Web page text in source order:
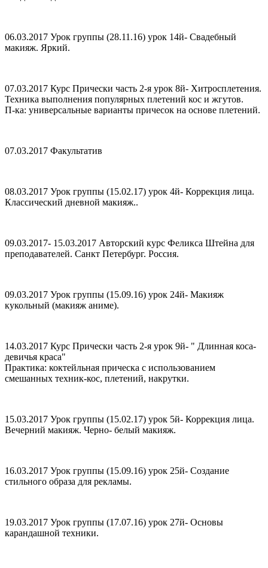
06.03.2017 Урок группы (28.11.16) урок 14й- Свадебный
макияж. Яркий.
07.03.2017 Курс Прически часть 2-я урок 8й- Хитросплетения.
Техника выполнения популярных плетений кос и жгутов.
П-ка: универсальные варианты причесок на основе плетений.
07.03.2017 Факультатив
08.03.2017 Урок группы (15.02.17) урок 4й- Коррекция лица.
Классический дневной макияж..
09.03.2017- 15.03.2017 Авторский курс Феликса Штейна для
преподавателей. Санкт Петербург. Россия.
09.03.2017 Урок группы (15.09.16) урок 24й- Макияж
кукольный (макияж аниме).
14.03.2017 Курс Прически часть 2-я урок 9й- " Длинная коса-
девичья краса"
Практика: коктейльная прическа с использованием
смешанных техник-кос, плетений, накрутки.
15.03.2017 Урок группы (15.02.17) урок 5й- Коррекция лица.
Вечерний макияж. Черно- белый макияж.
16.03.2017 Урок группы (15.09.16) урок 25й- Создание
стильного образа для рекламы.
19.03.2017 Урок группы (17.07.16) урок 27й- Основы
карандашной техники.